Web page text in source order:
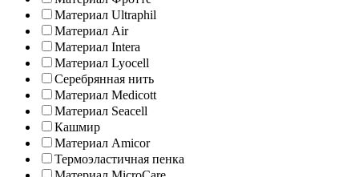
Материал Ultraphil
Материал Air
Материал Intera
Материал Lyocell
Серебрянная нить
Материал Medicott
Материал Seacell
Кашмир
Материал Amicor
Термоэластичная пенка